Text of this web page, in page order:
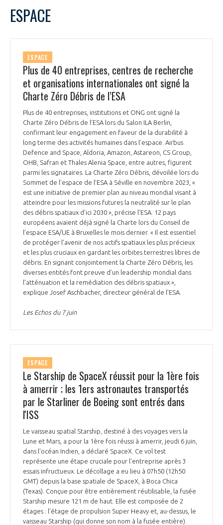
PRÉSENTATION
NOTRE VISION
NOS MISSIONS
NOTRE HISTOIRE
ORGANISATION
L’ÉQUIPE DU GIFAS
NOS RÉSEAUX À L'INTERNATIONAL
FONCTIONNEMENT
GEADS
COMITÉ AERO PME
STARTAIR
COMMISSIONS ET COMITÉS
ACCOMPAGNEMENT DE NOS ADHÉRENTS
LES PROGRAMMES DU GIFAS
UN ÉCOSYSTÈME INTÉGRÉ ET COHÉRENT
POURQUOI DEVENIR MEMBRE ?
LA MÉDIATION
LA MÉDIATION DANS LA FILIÈRE AÉRONAUTIQUE ET SPATIALE
LE MÉDIATEUR DE LA FILIÈRE AÉRONAUTIQUE ET SPATIALE
MÉDIATION ET CHARTE D’ENGAGEMENT SUR LES RELATIONS ENTRE
CLIENTS ET FOURNISSEURS
PRENDRE CONTACT AVEC LE MÉDIATEUR DE LA FILIÈRE
LE SALON DU BOURGET
L'OBSERVATOIRE
CHIFFRES CLÉS
LES ENJEUX
EMPLOI & FORMATION
ENVIRONNEMENT
INTERNATIONALISATION
LES PUBLICATIONS
DOCUMENTS & BROCHURES
RAPPORTS D'ACTIVITÉS
1
2
18 19 20
26
ESPACE
ESPACE
Plus de 40 entreprises, centres de recherche
et organisations internationales ont signé la
Charte Zéro Débris de l’ESA
Plus de 40 entreprises, institutions et ONG ont signé la
Charte Zéro Débris de l’ESA lors du Salon ILA Berlin,
confirmant leur engagement en faveur de la durabilité à
long terme des activités humaines dans l’espace. Airbus
Defence and Space, Aldoria, Amazon, Astareon, CS Group,
OHB, Safran et Thales Alenia Space, entre autres, figurent
parmi les signataires. La Charte Zéro Débris, dévoilée lors du
Sommet de l’espace de l’ESA à Séville en novembre 2023, «
est une initiative de premier plan au niveau mondial visant à
atteindre pour les missions futures la neutralité sur le plan
des débris spatiaux d’ici 2030 », précise l’ESA. 12 pays
européens avaient déjà signé la Charte lors du Conseil de
l’espace ESA/UE à Bruxelles le mois dernier. « Il est essentiel
de protéger l’avenir de nos actifs spatiaux les plus précieux
et les plus cruciaux en gardant les orbites terrestres libres de
débris. En signant conjointement la Charte Zéro Débris, les
diverses entités font preuve d’un leadership mondial dans
l’atténuation et la remédiation des débris spatiaux »,
explique Josef Aschbacher, directeur général de l’ESA.
Les Echos du 7 juin
ESPACE
Le Starship de SpaceX réussit pour la 1ère fois
à amerrir ; les 1ers astronautes transportés
par le Starliner de Boeing sont entrés dans
l'ISS
Le vaisseau spatial Starship, destiné à des voyages vers la
Lune et Mars, a pour la 1ère fois réussi à amerrir, jeudi 6 juin,
dans l'océan Indien, a déclaré SpaceX. Ce vol test
représente une étape cruciale pour l'entreprise après 3
essais infructueux. Le décollage a eu lieu à 07h50 (12h50
GMT) depuis la base spatiale de SpaceX, à Boca Chica
(Texas). Conçue pour être entièrement réutilisable, la fusée
Starship mesure 121 m de haut. Elle est composée de 2
étages : l'étage de propulsion Super Heavy et, au-dessus, le
vaisseau Starship (qui donne son nom à la fusée entière).
Rejoignez une filière d’excellence et développez
Découvrez les avantages d'adhérer au GIFAS.
Rencontres, salons, données sectorielles,
programmes ...
DEMANDE D’ADHÉSION